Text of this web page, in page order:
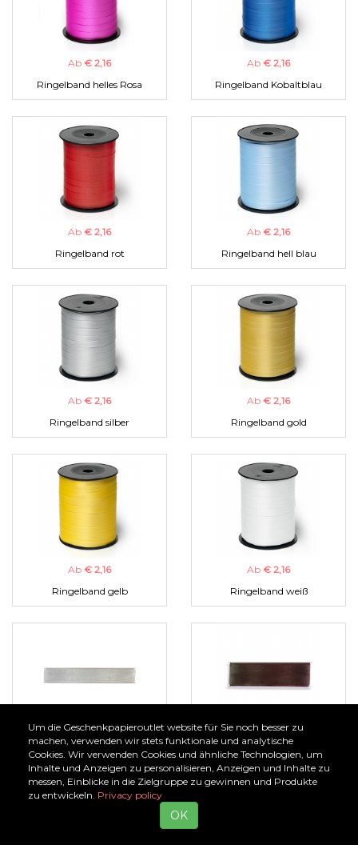
Ab € 2,16
Ringelband helles Rosa
Ab € 2,16
Ringelband Kobaltblau
Ab € 2,16
Ringelband rot
Ab € 2,16
Ringelband hell blau
Ab € 2,16
Ringelband silber
Ab € 2,16
Ringelband gold
Ab € 2,16
Ringelband gelb
Ab € 2,16
Ringelband weiß
Ab€ 1,00
Organzaband silber
Ab€ 1,00
Organzaband braun
Um die Geschenkpapieroutlet website für Sie noch besser zu
machen, verwenden wir stets funktionale und analytische
Cookies. Wir verwenden Cookies und ähnliche Technologien, um
Inhalte und Anzeigen zu personalisieren, Anzeigen und Inhalte zu
messen, Einblicke in die Zielgruppe zu gewinnen und Produkte
zu entwickeln. Privacy policy
OK